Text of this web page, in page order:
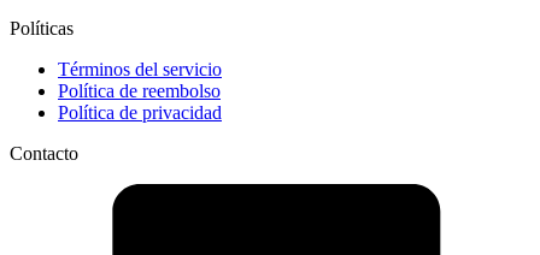
Políticas
Términos del servicio
Política de reembolso
Política de privacidad
Contacto